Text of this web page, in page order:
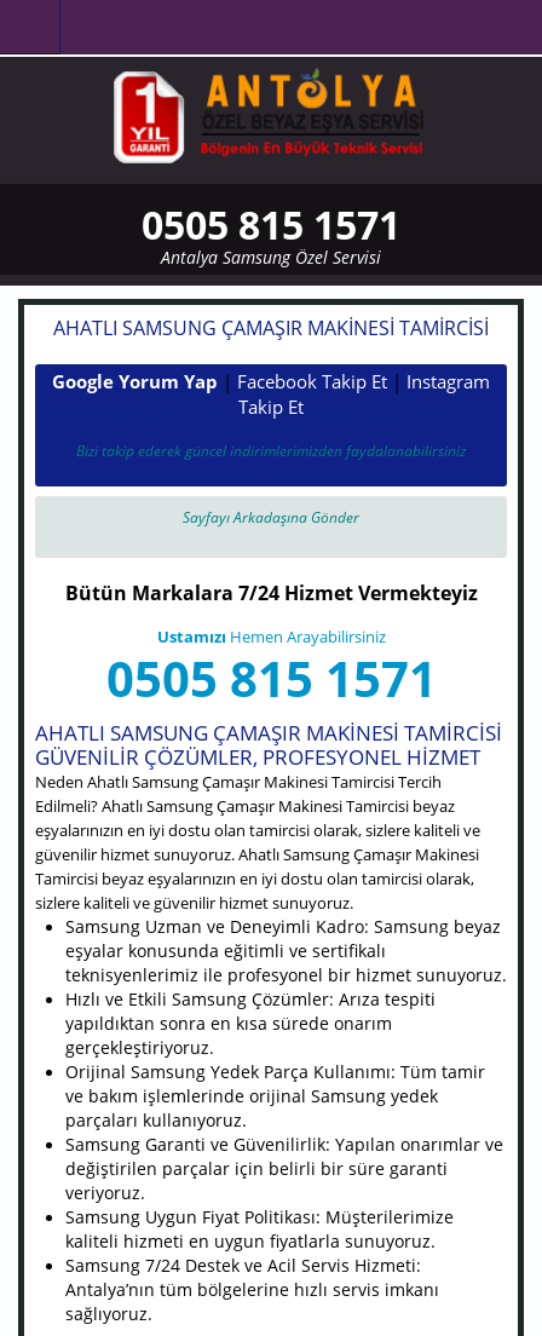
0505 815 1571
Antalya Samsung Özel Servisi
AHATLI SAMSUNG ÇAMAŞIR MAKINESI TAMIRCISI
Google Yorum Yap | Facebook Takip Et | Instagram
Takip Et
Bizi takip ederek güncel indirimlerimizden faydalanabilirsiniz
Sayfayı Arkadaşına Gönder
Bütün Markalara 7/24 Hizmet Vermekteyiz
Ustamızı Hemen Arayabilirsiniz
0505 815 1571
AHATLI SAMSUNG ÇAMAŞIR MAKINESI TAMIRCISI
GÜVENILIR ÇÖZÜMLER, PROFESYONEL HIZMET
Neden Ahatlı Samsung Çamaşır Makinesi Tamircisi Tercih
Edilmeli? Ahatlı Samsung Çamaşır Makinesi Tamircisi beyaz
eşyalarınızın en iyi dostu olan tamircisi olarak, sizlere kaliteli ve
güvenilir hizmet sunuyoruz. Ahatlı Samsung Çamaşır Makinesi
Tamircisi beyaz eşyalarınızın en iyi dostu olan tamircisi olarak,
sizlere kaliteli ve güvenilir hizmet sunuyoruz.
Samsung Uzman ve Deneyimli Kadro: Samsung beyaz
eşyalar konusunda eğitimli ve sertifikalı
teknisyenlerimiz ile profesyonel bir hizmet sunuyoruz.
Hızlı ve Etkili Samsung Çözümler: Arıza tespiti
yapıldıktan sonra en kısa sürede onarım
gerçekleştiriyoruz.
Orijinal Samsung Yedek Parça Kullanımı: Tüm tamir
ve bakım işlemlerinde orijinal Samsung yedek
parçaları kullanıyoruz.
Samsung Garanti ve Güvenilirlik: Yapılan onarımlar ve
değiştirilen parçalar için belirli bir süre garanti
veriyoruz.
Samsung Uygun Fiyat Politikası: Müşterilerimize
kaliteli hizmeti en uygun fiyatlarla sunuyoruz.
Samsung 7/24 Destek ve Acil Servis Hizmeti:
Antalya’nın tüm bölgelerine hızlı servis imkanı
sağlıyoruz.